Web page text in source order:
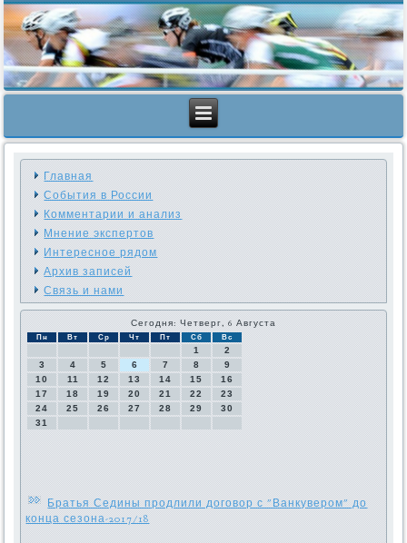
Главная
События в России
Комментарии и анализ
Мнение экспертов
Интересное рядом
Архив записей
Связь и нами
Сегодня: Четверг, 6 Августа
Пн Вт Ср Чт Пт Сб Вс
1
2
3
4 5 6 7 8
9
10
11 12 13 14 15
16
17
18 19 20 21 22
23
24
25 26 27 28 29
30
31
Братья Седины продлили договор с "Ванкувером" до
конца сезона-2017/18